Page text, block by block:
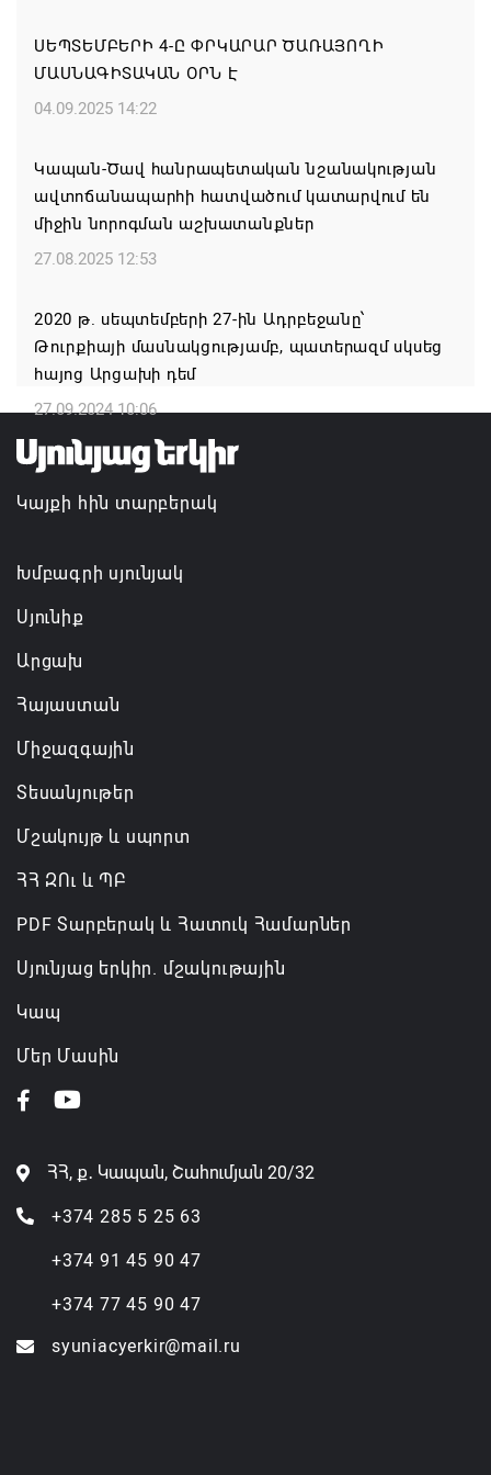
TRIPP-ի կառուցման աշխատանքները մոտ
ապագայում սկսելու իրենց հաստատակամությունը
08.08.2026 21:12
Փաշինյանն ու Ալիևը հեռախոսազրույց են ունեցել․
քննարկվել է TRIPP երթուղու նախագծի
իրականացումը
08.08.2026 12:32
Մաքսիմ Հակոբյանն այսօր կդառնար 77
տարեկան
08.08.2026 09:40
Եկեղեցիների համաշխարհային խորհուրդը
մտահոգություն է հայտնել Եկեղեցու շուրջ
ստեղծված իրավիճակի հետ կապված
ՍԵՊՏԵՄԲԵՐԻ 4-Ը ՓՐԿԱՐԱՐ ԾԱՌԱՅՈՂԻ
ՄԱՍՆԱԳԻՏԱԿԱՆ ՕՐՆ Է
04.09.2025 14:22
Կապան-Ծավ հանրապետական նշանակության
ավտոճանապարհի հատվածում կատարվում են
միջին նորոգման աշխատանքներ
27.08.2025 12:53
2020 թ. սեպտեմբերի 27-ին Ադրբեջանը՝
Թուրքիայի մասնակցությամբ, պատերազմ սկսեց
հայոց Արցախի դեմ
27.09.2024 10:06
Կայքի հին տարբերակ
Խմբագրի սյունյակ
Սյունիք
Արցախ
Հայաստան
Միջազգային
Տեսանյութեր
Մշակույթ և սպորտ
ՀՀ ԶՈւ և ՊԲ
PDF Տարբերակ և Հատուկ Համարներ
Սյունյաց երկիր. մշակութային
Կապ
Մեր Մասին
ՀՀ, ք․ Կապան, Շահումյան 20/32
+374 285 5 25 63
+374 91 45 90 47
+374 77 45 90 47
syuniacyerkir@mail.ru